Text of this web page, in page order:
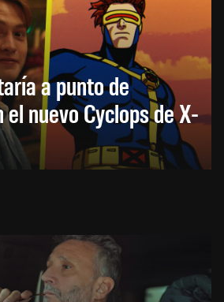
a punto de
nuevo Cyclops de X-